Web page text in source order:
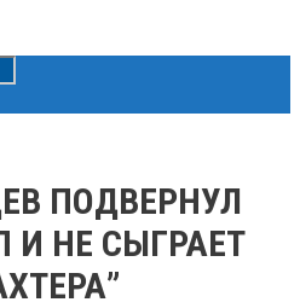
ПОДВЕРНУЛ
И НЕ СЫГРАЕТ